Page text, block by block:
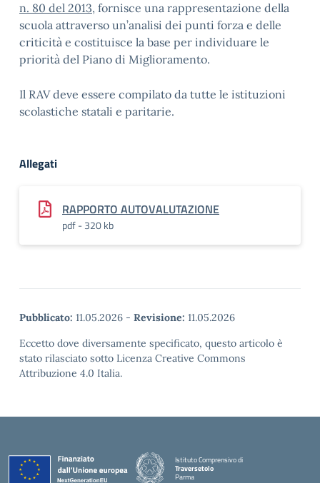
n. 80 del 2013, fornisce una rappresentazione della
scuola attraverso un’analisi dei punti forza e delle
criticità e costituisce la base per individuare le
priorità del Piano di Miglioramento.
Il RAV deve essere compilato da tutte le istituzioni
scolastiche statali e paritarie.
Allegati
RAPPORTO AUTOVALUTAZIONE
pdf - 320 kb
Pubblicato: 11.05.2026 - Revisione: 11.05.2026
Eccetto dove diversamente specificato, questo articolo è
stato rilasciato sotto Licenza Creative Commons
Attribuzione 4.0 Italia.
Istituto Comprensivo di
Traversetolo
Parma